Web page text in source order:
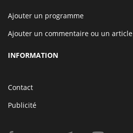
Ajouter un programme
Ajouter un commentaire ou un article
INFORMATION
Contact
Publicité